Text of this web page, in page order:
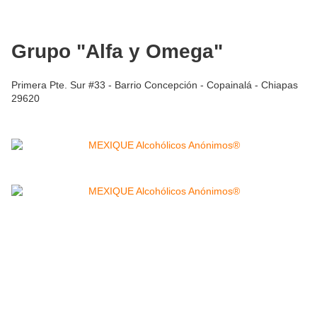
Grupo "Alfa y Omega"
Primera Pte. Sur #33 - Barrio Concepción - Copainalá - Chiapas
29620